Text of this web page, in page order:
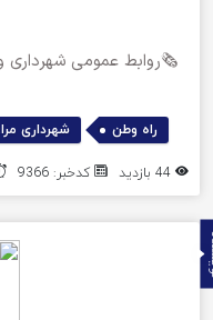
🗞روابط عمومی شهرداری
راه وطن , شهرداری
کدخبر: 9366